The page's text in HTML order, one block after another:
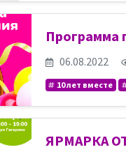
Программа
06.08.2022
10 лет вместе
ЯРМАРКА